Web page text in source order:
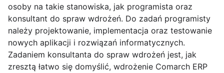
osoby na takie stanowiska, jak programista oraz
konsultant do spraw wdrożeń. Do zadań programisty
należy projektowanie, implementacja oraz testowanie
nowych aplikacji i rozwiązań informatycznych.
Zadaniem konsultanta do spraw wdrożeń jest, jak
zresztą łatwo się domyślić, wdrożenie Comarch ERP